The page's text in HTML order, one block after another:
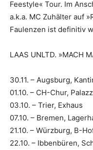
Feestyle« Tour. Im
a.k.a. MC Zuhälter auf
Faulenzen ist definitiv
LAAS UNLTD. »MACH
30.11. – Augsburg,
01.10. – CH-Chur,
03.10. – Trier, Exhaus
07.10. – Bremen,
21.10. – Würzburg, B-
22.10. – Ibbenbüren,